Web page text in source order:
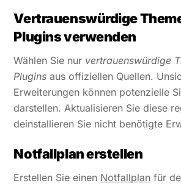
Vertrauenswürdige
Plugins verwenden
Wählen Sie nur vertrauenswürdige
Plugins aus offiziellen Quellen.
Erweiterungen können potenzielle
darstellen. Aktualisieren Sie diese
deinstallieren Sie nicht benötigte
Notfallplan erstellen
Erstellen Sie einen Notfallplan für